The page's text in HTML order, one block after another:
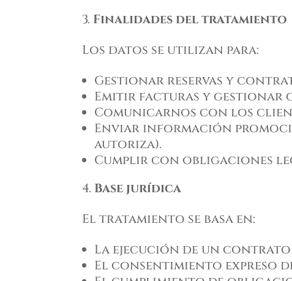
Finalidades del tratamiento
Los datos se utilizan para:
Gestionar reservas y
Emitir facturas y gestionar
Comunicarnos con los
Enviar información
autoriza).
Cumplir con obligaciones
Base jurídica
El tratamiento se basa en:
La ejecución de un
El consentimiento expreso